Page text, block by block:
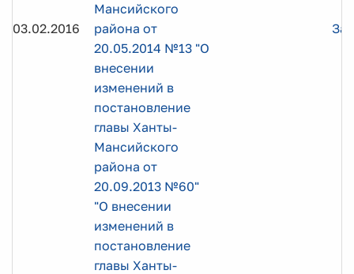
03.02.2016
Мансийского
района от
20.05.2014 №13 "О
внесении
изменений в
постановление
главы Ханты-
Мансийского
района от
20.09.2013 №60"
"О внесении
изменений в
постановление
главы Ханты-